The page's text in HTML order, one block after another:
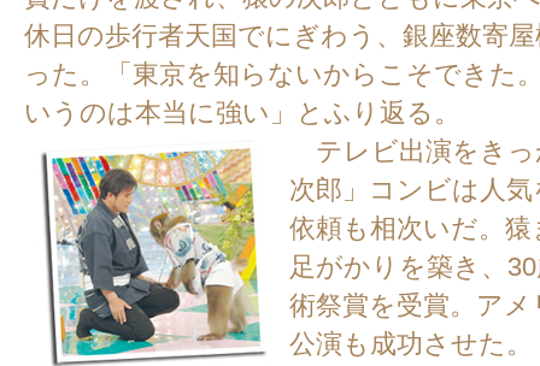
休日の歩行者天国でにぎわう、銀座数寄
った。「東京を知らないからこそできた
いうのは本当に強い」とふり返る。
テレビ出演をきっ
次郎」コンビは人
依頼も相次いだ。
足がかりを築き、
術祭賞を受賞。ア
公演も成功させた。